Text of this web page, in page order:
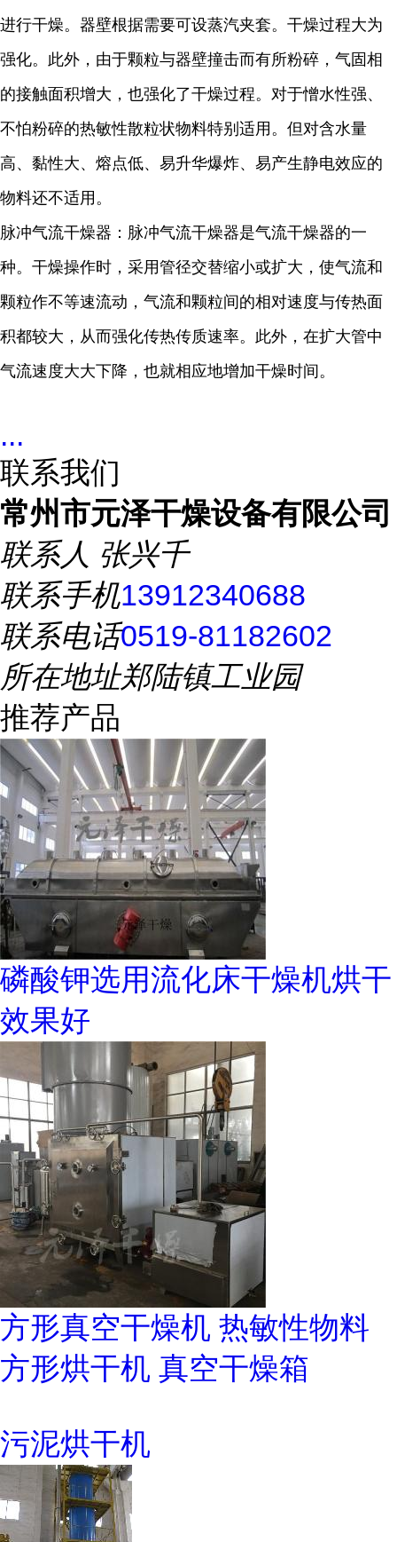
进行干燥。器壁根据需要可设蒸汽夹套。干燥过程大为
强化。此外，由于颗粒与器壁撞击而有所粉碎，气固相
的接触面积增大，也强化了干燥过程。对于憎水性强、
不怕粉碎的热敏性散粒状物料特别适用。但对含水量
高、黏性大、熔点低、易升华爆炸、易产生静电效应的
物料还不适用。
脉冲气流干燥器：脉冲气流干燥器是气流干燥器的一
种。干燥操作时，采用管径交替缩小或扩大，使气流和
颗粒作不等速流动，气流和颗粒间的相对速度与传热面
积都较大，从而强化传热传质速率。此外，在扩大管中
气流速度大大下降，也就相应地增加干燥时间。
...
联系我们
常州市元泽干燥设备有限公司
联系人 张兴千
联系手机13912340688
联系电话0519-81182602
所在地址郑陆镇工业园
推荐产品
磷酸钾选用流化床干燥机烘干
效果好
方形真空干燥机 热敏性物料
方形烘干机 真空干燥箱
污泥烘干机